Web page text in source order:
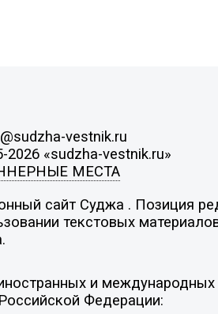
vestnik.ru
«sudzha-vestnik.ru»
МЕСТА
сайт Суджа . Позиция
текстовых
и международных
Федерации: